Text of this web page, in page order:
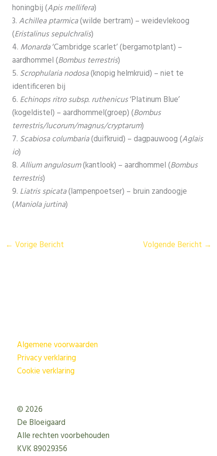
honingbij (Apis mellifera)
3. Achillea ptarmica(wilde bertram) – weidevlekoog
(Eristalinus sepulchralis)
4. Monarda‘Cambridge scarlet’ (bergamotplant) –
aardhommel (Bombus terrestris)
5. Scrophularia nodosa(knopig helmkruid) – niet te
identificeren bij
6. Echinops ritrosubsp. ruthenicus‘Platinum Blue’
(kogeldistel) – aardhommel(groep) (Bombus
terrestris/lucorum/magnus/cryptarum)
7. Scabiosa columbaria(duifkruid) – dagpauwoog (Aglais
io)
8. Allium angulosum(kantlook) – aardhommel (Bombus
terrestris)
9. Liatris spicata(lampenpoetser) – bruin zandoogje
(Maniola jurtina)
← Vorige Bericht Volgende Bericht →
Algemene voorwaarden
Privacy verklaring
Cookie verklaring
© 2026
De Bloeigaard
Alle rechten voorbehouden
KVK 89029356